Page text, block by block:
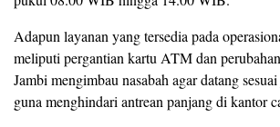
Adapun layanan yang tersedia pada
meliputi pergantian kartu ATM dan
Jambi mengimbau nasabah agar datang
guna menghindari antrean panjang di kantor